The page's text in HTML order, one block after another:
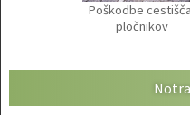
Poškodbe
pločnikov